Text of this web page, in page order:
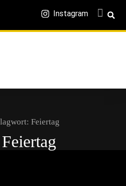
Instagram
Feiertag
Feiertag